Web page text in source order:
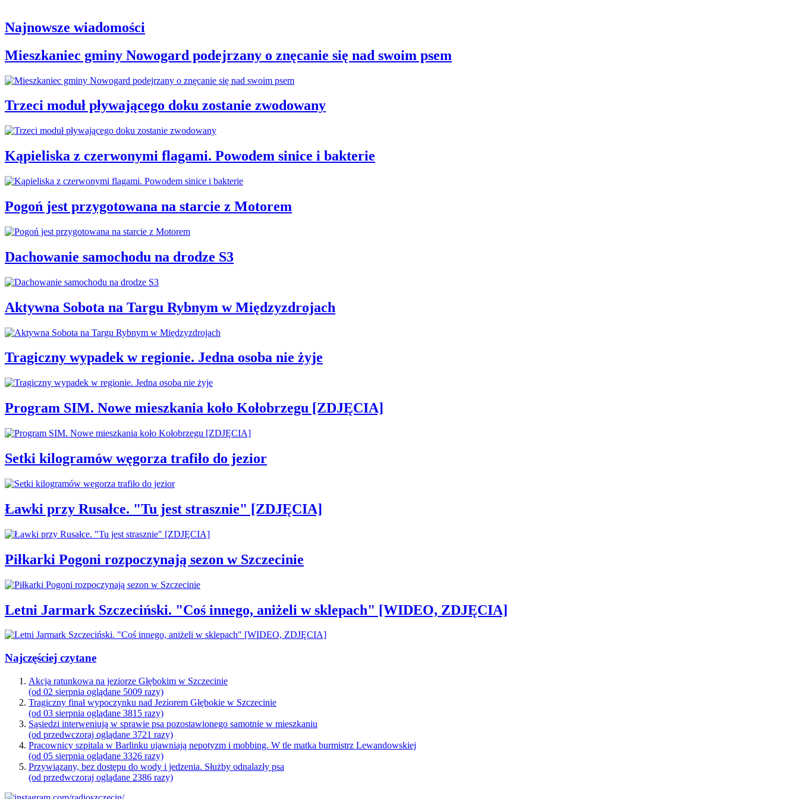
Najnowsze wiadomości
Mieszkaniec gminy Nowogard podejrzany o znęcanie się nad swoim psem
Trzeci moduł pływającego doku zostanie zwodowany
Kąpieliska z czerwonymi flagami. Powodem sinice i bakterie
Pogoń jest przygotowana na starcie z Motorem
Dachowanie samochodu na drodze S3
Aktywna Sobota na Targu Rybnym w Międzyzdrojach
Tragiczny wypadek w regionie. Jedna osoba nie żyje
Program SIM. Nowe mieszkania koło Kołobrzegu [ZDJĘCIA]
Setki kilogramów węgorza trafiło do jezior
Ławki przy Rusałce. "Tu jest strasznie" [ZDJĘCIA]
Piłkarki Pogoni rozpoczynają sezon w Szczecinie
Letni Jarmark Szczeciński. "Coś innego, aniżeli w sklepach" [WIDEO, ZDJĘCIA]
Najczęściej czytane
Akcja ratunkowa na jeziorze Głębokim w Szczecinie
(od 02 sierpnia oglądane 5009 razy)
Tragiczny finał wypoczynku nad Jeziorem Głębokie w Szczecinie
(od 03 sierpnia oglądane 3815 razy)
Sąsiedzi interweniują w sprawie psa pozostawionego samotnie w mieszkaniu
(od przedwczoraj oglądane 3721 razy)
Pracownicy szpitala w Barlinku ujawniają nepotyzm i mobbing. W tle matka burmistrz Lewandowskiej
(od 05 sierpnia oglądane 3326 razy)
Przywiązany, bez dostępu do wody i jedzenia. Służby odnalazły psa
(od przedwczoraj oglądane 2386 razy)